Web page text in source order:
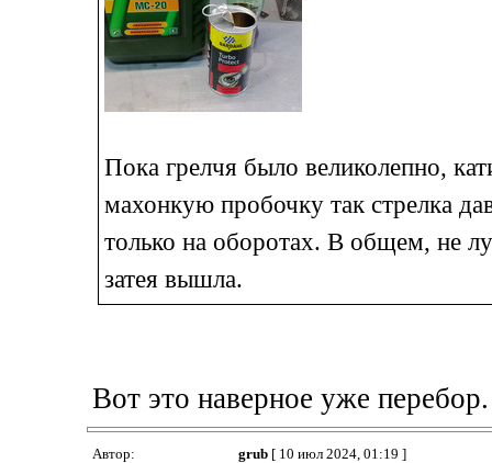
Пока грелчя было великолепно,
махонкую пробочку так стрелка
только на оборотах. В общем, не
затея вышла.
Вот это наверное уже
Автор: grub[ 10 июл 2024, 01:19 ]